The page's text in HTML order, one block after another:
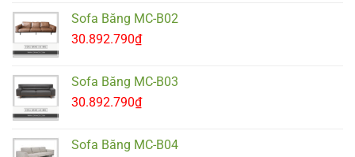
Sofa Băng MC-B02
30.892.790₫
Sofa Băng MC-B03
30.892.790₫
Sofa Băng MC-B04